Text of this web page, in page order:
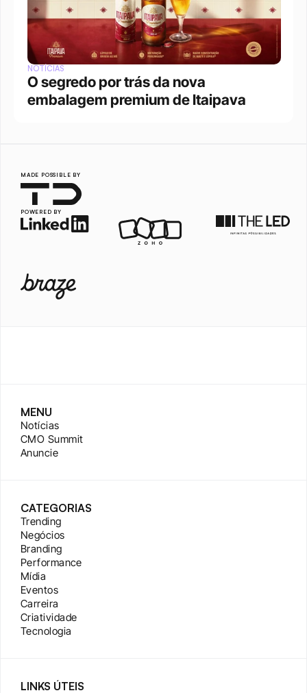
NOTÍCIAS
O segredo por trás da nova
embalagem premium de Itaipava
MADE POSSIBLE BY
POWERED BY
MENU
Notícias
CMO Summit
Anuncie
CATEGORIAS
Trending
Negócios
Branding
Performance
Mídia
Eventos
Carreira
Criatividade
Tecnologia
LINKS ÚTEIS